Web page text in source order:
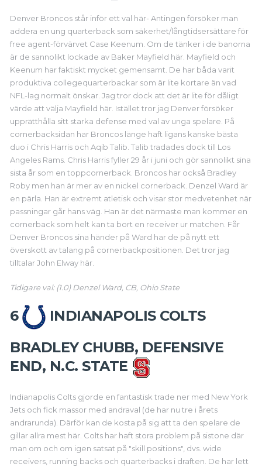
Denver Broncos står inför ett val här- Antingen försöker man
addera en ung quarterback som säkerhet/långtidsersättare för
free agent-förvärvet Case Keenum. Om de tänker i de banorna
är de sannolikt lockade av Baker Mayfield här. Mayfield och
Keenum har faktiskt mycket gemensamt. De har båda varit
produktiva collegequarterbackar som är lite kortare än vad
NFL-lag normalt önskar. Jag tror dock att det är lite för dåligt
värde att välja Mayfield här. Istället tror jag Denver försöker
upprätthålla sitt starka defense med val av unga spelare. På
cornerbacksidan har Broncos länge haft ligans kanske bästa
duo i Chris Harris och Aqib Talib. Talib tradades dock till Los
Angeles Rams. Chris Harris fyller 29 år i juni och gör sannolikt sina
sista år som en toppcornerback. Broncos har också Bradley
Roby men han är mer av en nickel cornerback. Denzel Ward är
en pärla. Han är extremt atletisk och visar stor medvetenhet när
passningar går hans väg. Han är det närmaste man kommer en
cornerback som helt kan ta bort en receiver ur matchen. Får
Denver Broncos sina händer på Ward har de på nytt ett
överskott av talang på cornerbackpositionen. Det tror jag
tilltalar John Elway här.
Tidigare val: (1.0) Denzel Ward, CB, Ohio State
6
INDIANAPOLIS COLTS
BRADLEY CHUBB, DEFENSIVE
END, N.C. STATE
Indianapolis Colts gjorde en fantastisk trade ner med New York
Jets och fick massor med andraval (de har nu tre i årets
andrarunda). Därför kan de kosta på sig att ta den spelare de
gillar allra mest här. Colts har haft stora problem på sistone där
man om och om igen satsat på "skill positions", dvs. wide
receivers, running backs och quarterbacks i draften. De har lett